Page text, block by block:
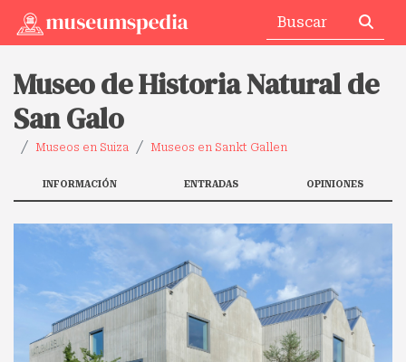
Museo de Historia Natural de
San Galo
Museos en Suiza Museos en Sankt Gallen
INFORMACIÓN ENTRADAS OPINIONES